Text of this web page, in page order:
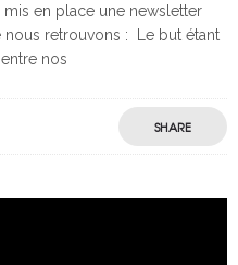
mis en place une newsletter
retrouvons : Le but étant
nos
SHARE